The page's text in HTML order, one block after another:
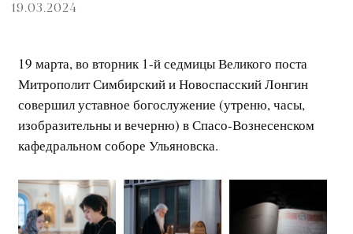
19.03.2024
19 марта, во вторник 1-й седмицы Великого поста
Митрополит Симбирский и Новоспасский Лонгин
совершил уставное богослужение (утреню, часы,
изобразительны и вечерню) в Спасо-Вознесенском
кафедральном соборе Ульяновска.